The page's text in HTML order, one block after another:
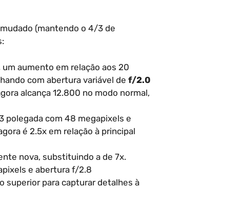
(mantendo o 4/3 de
um aumento em relação aos 20
com abertura variável de f/2.0
alcança 12.800 no modo normal,
polegada com 48 megapixels e
é 2.5x em relação à principal
nova, substituindo a de 7x.
e abertura f/2.8
superior para capturar detalhes à